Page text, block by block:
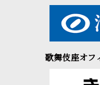
歌舞伎座オフ